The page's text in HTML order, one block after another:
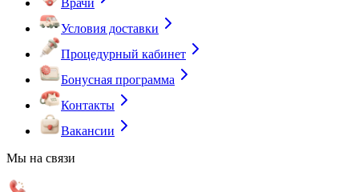
Врачи
Условия доставки
Процедурный кабинет
Бонусная программа
Контакты
Вакансии
Мы на связи